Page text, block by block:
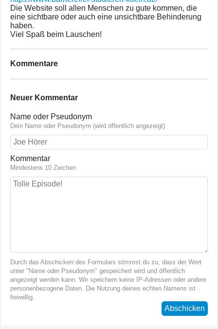
Die Website soll allen Menschen zu gute kommen, die
eine sichtbare oder auch eine unsichtbare Behinderung
haben.
Viel Spaß beim Lauschen!
Kommentare
Neuer Kommentar
Name oder Pseudonym
Dein Name oder Pseudonym (wird öffentlich angezeigt)
Kommentar
Mindestens 10 Zeichen
Durch das Abschicken des Formulars stimmst du zu, dass der Wert
unter "Name oder Pseudonym" gespeichert wird und öffentlich
angezeigt werden kann. Wir speichern keine IP-Adressen oder andere
personenbezogene Daten. Die Nutzung deines echten Namens ist
freiwillig.
Abschicken